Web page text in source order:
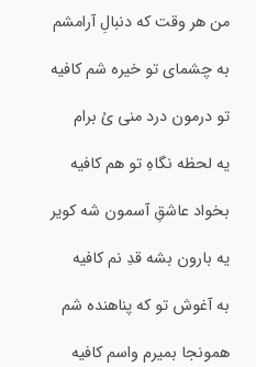
من هر وقت که دنبالِ آرامشم
به چشمای تو خیره شم کافیه
تو درمون درد منی یُ برام
یه لحظه نگاهِ تو هم کافیه
بخواد عاشقِ آسمون شه کویر
یه بارون بشه قدِ نم کافیه
به آغوش تو که پناهنده شم
همونجا بمیرم واسم کافیه